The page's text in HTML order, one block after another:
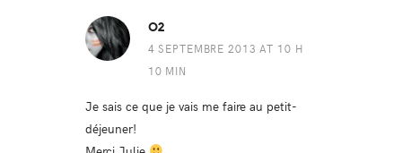
O2
4 SEPTEMBRE 2013 AT 10 H
10 MIN
Je sais ce que je vais me faire au petit-
déjeuner!